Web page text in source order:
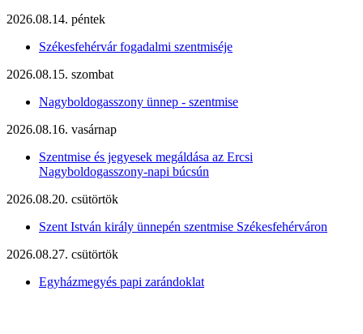
2026.08.14. péntek
Székesfehérvár fogadalmi szentmiséje
2026.08.15. szombat
Nagyboldogasszony ünnep - szentmise
2026.08.16. vasárnap
Szentmise és jegyesek megáldása az Ercsi
Nagyboldogasszony-napi búcsún
2026.08.20. csütörtök
Szent István király ünnepén szentmise Székesfehérváron
2026.08.27. csütörtök
Egyházmegyés papi zarándoklat